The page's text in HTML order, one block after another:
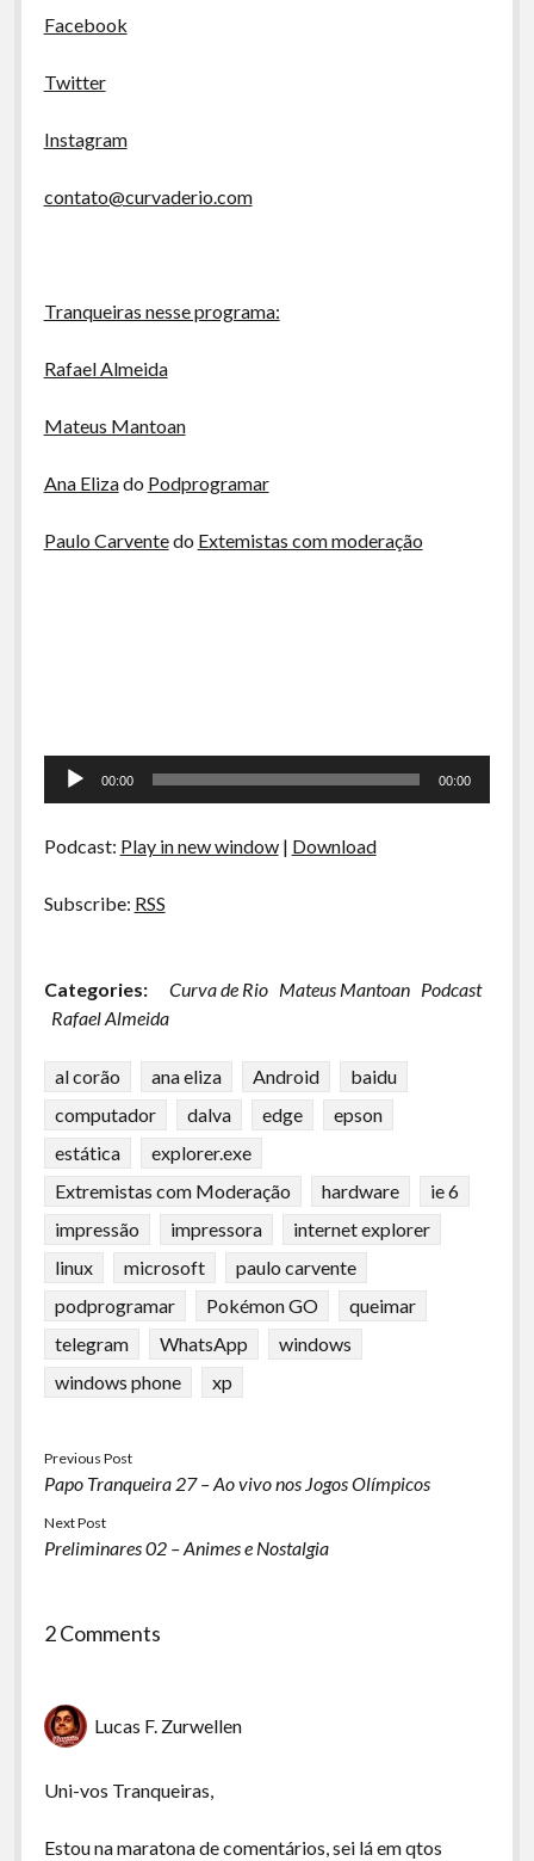
Facebook
Twitter
Instagram
contato@curvaderio.com
Tranqueiras nesse programa:
Rafael Almeida
Mateus Mantoan
Ana Elizado Podprogramar
Paulo Carventedo Extemistas com moderação
Tocador
00:00 00:00
Podcast: Play in new window| Download
Subscribe: RSS
Categories: Curva de Rio Mateus Mantoan Podcast
Rafael Almeida
al corão ana eliza Android
baidu
computador
dalva edge
epson
estática
explorer.exe
Extremistas com Moderação
hardware
ie 6
impressão
impressora
internet explorer
linux
microsoft
paulo carvente
podprogramar
Pokémon GO
queimar
telegram
WhatsApp
windows
windows phone
xp
Previous Post
Papo Tranqueira 27 – Ao vivo nos Jogos Olímpicos
Next Post
Preliminares 02 – Animes e Nostalgia
2 Comments
Lucas F. Zurwellen
Uni-vos Tranqueiras,
Estou na maratona de comentários, sei lá em qtos